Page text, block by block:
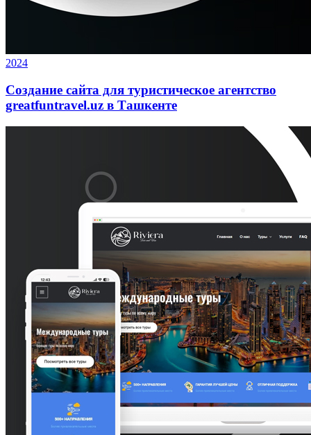
2024
Создание сайта для туристическое агентство
greatfuntravel.uz в Ташкенте